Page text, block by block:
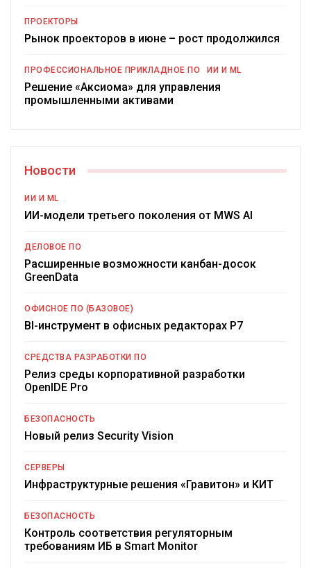
ПРОЕКТОРЫ
Рынок проекторов в июне – рост продолжился
ПРОФЕССИОНАЛЬНОЕ ПРИКЛАДНОЕ ПО ИИ И ML
Решение «Аксиома» для управления
промышленными активами
Новости
ИИ И ML
ИИ-модели третьего поколения от MWS AI
ДЕЛОВОЕ ПО
Расширенные возможности канбан-досок
GreenData
ОФИСНОЕ ПО (БАЗОВОЕ)
BI-инструмент в офисных редакторах Р7
СРЕДСТВА РАЗРАБОТКИ ПО
Релиз среды корпоративной разработки
OpenIDE Pro
БЕЗОПАСНОСТЬ
Новый релиз Security Vision
СЕРВЕРЫ
Инфраструктурные решения «Гравитон» и КИТ
БЕЗОПАСНОСТЬ
Контроль соответствия регуляторным
требованиям ИБ в Smart Monitor